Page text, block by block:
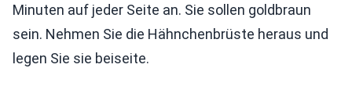
Minuten auf jeder Seite an. Sie sollen goldbraun
sein. Nehmen Sie die Hähnchenbrüste heraus und
legen Sie sie beiseite.